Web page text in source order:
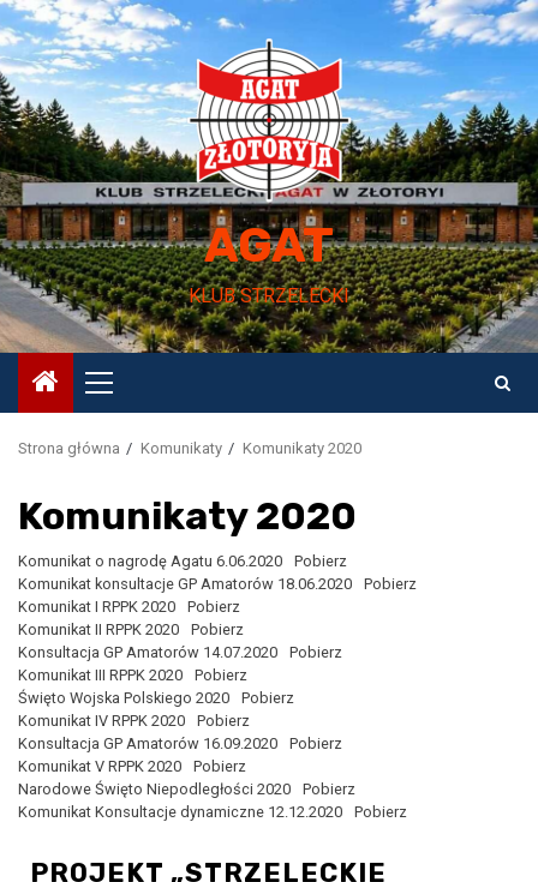
Przejdź
do
treści
AGAT
KLUB STRZELECKI
Menu
główne
Strona główna Komunikaty Komunikaty 2020
Komunikaty 2020
Komunikat o nagrodę Agatu 6.06.2020
Pobierz
Komunikat konsultacje GP Amatorów 18.06.2020
Pobierz
Komunikat I RPPK 2020
Pobierz
Komunikat II RPPK 2020
Pobierz
Konsultacja GP Amatorów 14.07.2020
Pobierz
Komunikat III RPPK 2020
Pobierz
Święto Wojska Polskiego 2020
Pobierz
Komunikat IV RPPK 2020
Pobierz
Konsultacja GP Amatorów 16.09.2020
Pobierz
Komunikat V RPPK 2020
Pobierz
Narodowe Święto Niepodległości 2020
Pobierz
Komunikat Konsultacje dynamiczne 12.12.2020
Pobierz
PROJEKT „STRZELECKIE